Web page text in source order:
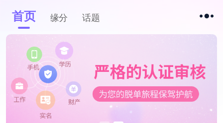
首页 缘分 话题